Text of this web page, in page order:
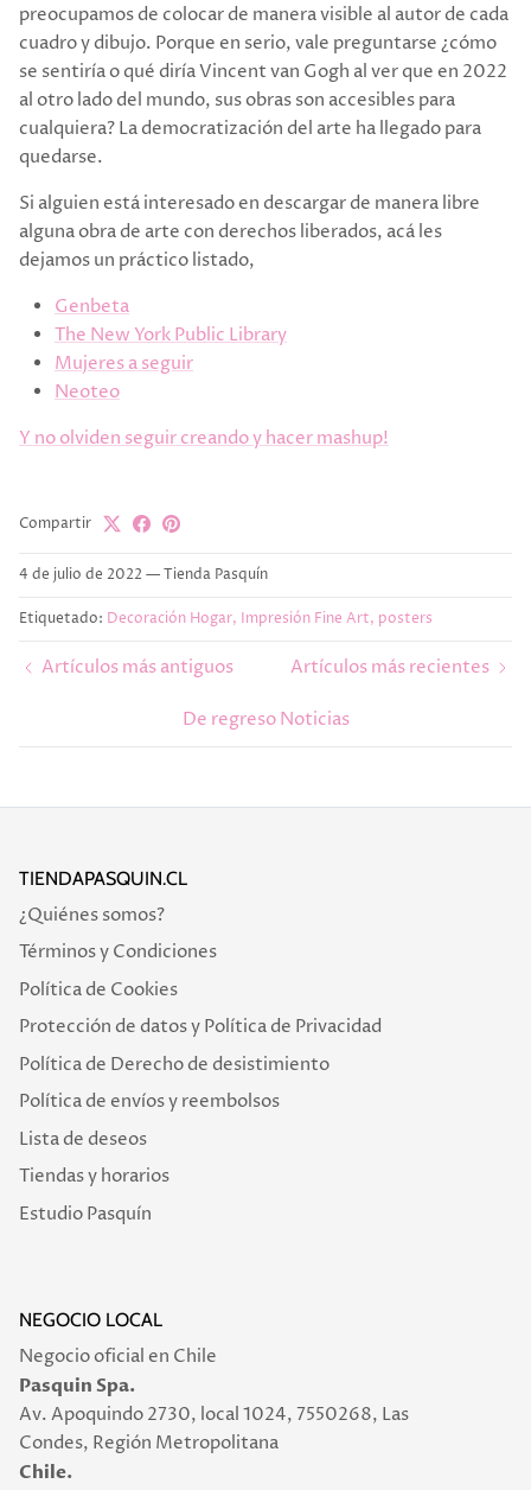
preocupamos de colocar de manera visible al autor de cada
cuadro y dibujo. Porque en serio, vale preguntarse ¿cómo
se sentiría o qué diría Vincent van Gogh al ver que en 2022
al otro lado del mundo, sus obras son accesibles para
cualquiera? La democratización del arte ha llegado para
quedarse.
Si alguien está interesado en descargar de manera libre
alguna obra de arte con derechos liberados, acá les
dejamos un práctico listado,
Genbeta
The New York Public Library
Mujeres a seguir
Neoteo
Y no olviden seguir creando y hacer mashup!
Compartir
4 de julio de 2022—Tienda Pasquín
Etiquetado: Decoración Hogar Impresión Fine Art posters
Artículos más antiguos
De regreso Noticias
Artículos más recientes
TIENDAPASQUIN.CL
¿Quiénes somos?
Términos y Condiciones
Política de Cookies
Protección de datos y Política de Privacidad
Política de Derecho de desistimiento
Política de envíos y reembolsos
Lista de deseos
Tiendas y horarios
Estudio Pasquín
NEGOCIO LOCAL
Negocio oficial en Chile
Pasquin Spa.
Av. Apoquindo 2730, local 1024, 7550268, Las
Condes, Región Metropolitana
Chile.